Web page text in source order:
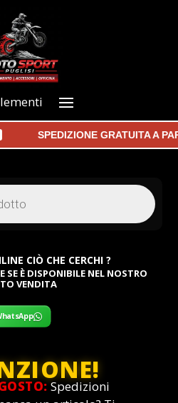
SPEDIZIONE GRATUITA A
CIÒ CHE CERCHI ?
SE È DISPONIBILE NEL NOSTRO
VENDITA
Spedizioni